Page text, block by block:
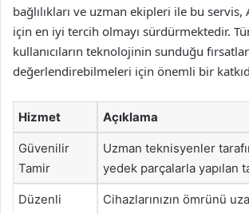
bağlılıkları ve uzman ekipleri ile bu servis,
için en iyi tercih olmayı sürdürmektedir.
kullanıcıların teknolojinin sunduğu
değerlendirebilmeleri için önemli bir
Hizmet Açıklama
Güvenilir
Tamir
Uzman teknisyenler
yedek parçalarla yapılan
Düzenli
Cihazlarınızın ömrünü